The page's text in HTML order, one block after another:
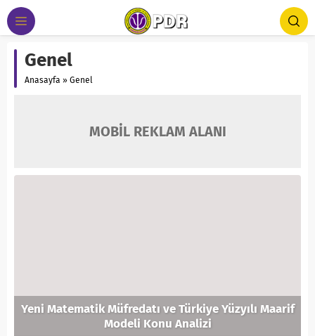
Genel
Anasayfa » Genel
MOBİL REKLAM ALANI
Yeni Matematik Müfredatı ve Türkiye Yüzyılı Maarif
Modeli Konu Analizi